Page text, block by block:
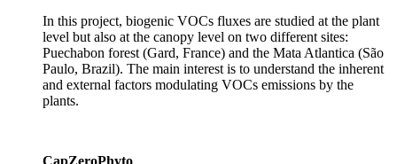
In this project, biogenic VOCs fluxes are studied at the plant
level but also at the canopy level on two different sites:
Puechabon forest (Gard, France) and the Mata Atlantica (São
Paulo, Brazil). The main interest is to understand the inherent
and external factors modulating VOCs emissions by the
plants.